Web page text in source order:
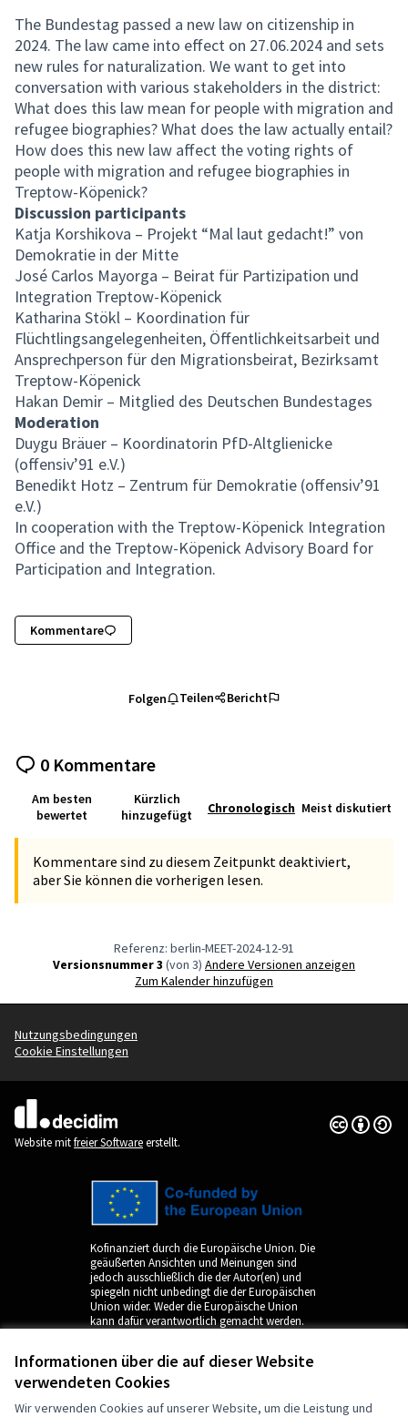
Informationen über die auf dieser Website
verwendeten Cookies
Wir verwenden Cookies auf unserer Website, um die Leistung und
The Bundestag passed a new law on citizenship in
2024. The law came into effect on 27.06.2024 and sets
new rules for naturalization. We want to get into
conversation with various stakeholders in the district:
What does this law mean for people with migration and
refugee biographies? What does the law actually entail?
How does this new law affect the voting rights of
people with migration and refugee biographies in
Treptow-Köpenick?
Discussion participants
Katja Korshikova – Projekt “Mal laut gedacht!” von
Demokratie in der Mitte
José Carlos Mayorga – Beirat für Partizipation und
Integration Treptow-Köpenick
Katharina Stökl – Koordination für
Flüchtlingsangelegenheiten, Öffentlichkeitsarbeit und
Ansprechperson für den Migrationsbeirat, Bezirksamt
Treptow-Köpenick
Hakan Demir – Mitglied des Deutschen Bundestages
Moderation
Duygu Bräuer – Koordinatorin PfD-Altglienicke
(offensiv’91 e.V.)
Benedikt Hotz – Zentrum für Demokratie (offensiv’91
e.V.)
In cooperation with the Treptow-Köpenick Integration
Office and the Treptow-Köpenick Advisory Board for
Participation and Integration.
Kommentare
Folgen Teilen Bericht
0 Kommentare
Am besten
bewertet
Kürzlich
hinzugefügt
Chronologisch Meist diskutiert
Kommentare sind zu diesem Zeitpunkt deaktiviert,
aber Sie können die vorherigen lesen.
Referenz: berlin-MEET-2024-12-91
Versionsnummer 3 (von 3)
Andere Versionen anzeigen
Zum Kalender hinzufügen
Nutzungsbedingungen
Cookie Einstellungen
(Externer Link)
Website mitfreier Softwareerstellt.
Creative
(Externer
Kofinanziert durch die Europäische Union. Die
geäußerten Ansichten und Meinungen sind
jedoch ausschließlich die der Autor(en) und
spiegeln nicht unbedingt die der Europäischen
Union wider. Weder die Europäische Union
kann dafür verantwortlich gemacht werden.